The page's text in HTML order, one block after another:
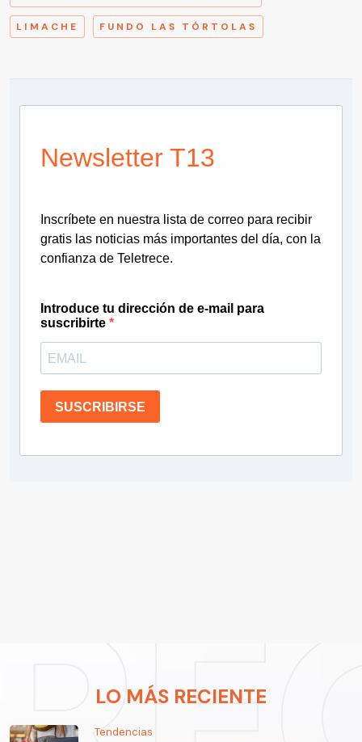
LIMACHE FUNDO LAS TÓRTOLAS
Newsletter T13
Inscríbete en nuestra lista de correo para recibir
gratis las noticias más importantes del día, con la
confianza de Teletrece.
Introduce tu dirección de e-mail para
suscribirte
SUSCRIBIRSE
LO MÁS RECIENTE
Tendencias